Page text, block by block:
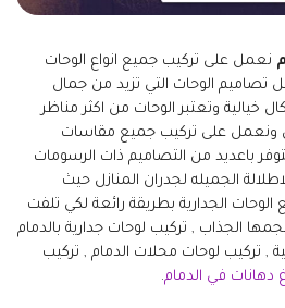
نعمل على تركيب جميع انواع الوحات
الوحات التي تزيد من جمال
خيالية وتعتبر الوحات من اكثر مناظر
ونعمل على تركيب جميع مقاسات
باعديد من التصاميم ذات الرسومات
الجميله لجدران المنازل حيث
الجدارية بطريقة رائعة لكي تلفت
الجذاب , تركيب لوحات جدارية بالدمام
تركيب لوحات محلات الدمام , تركيب
دهانات في الدمام.